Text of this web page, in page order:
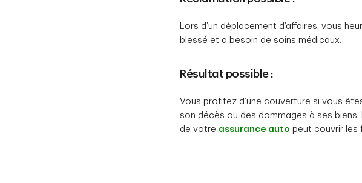
Lors d’un déplacement d’affaires, vous
blessé et a besoin de soins médicaux.
Résultat possible :
Vous profitez d’une couverture si vous
son décès ou des dommages à ses
de votre assurance auto peut couvrir les